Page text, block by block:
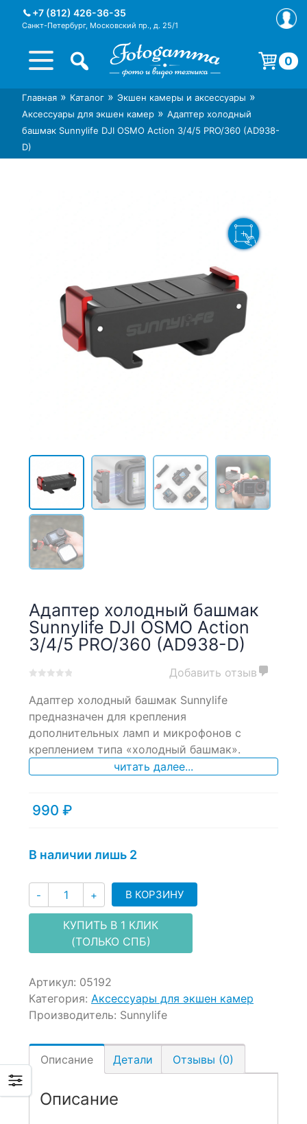
+7 (812) 426-36-35
Санкт-Петербург, Московский пр., д. 25/1
Интернет-магазин фототехники
Foto-Gamma в СПб
Магазин фотоаксессуаров foto-
gamma.ru
0
Корзина пуста.
Главная » Каталог » Экшен камеры и аксессуары »
Аксессуары для экшен камер » Адаптер холодный
башмак Sunnylife DJI OSMO Action 3/4/5 PRO/360 (AD938-
D)
Адаптер холодный башмак
Sunnylife DJI OSMO Action
3/4/5 PRO/360 (AD938-D)
out
based
on
customer
ratings
Добавить отзыв
Адаптер холодный башмак Sunnylife
предназначен для крепления
дополнительных ламп и микрофонов с
креплением типа «холодный башмак».
читать далее...
990 ₽
В наличии лишь 2
- Количество
+ В КОРЗИНУ
КУПИТЬ В 1 КЛИК
(ТОЛЬКО СПБ)
Артикул: 05192
Категория: Аксессуары для экшен камер
Производитель: Sunnylife
Описание Детали Отзывы (0)
Описание